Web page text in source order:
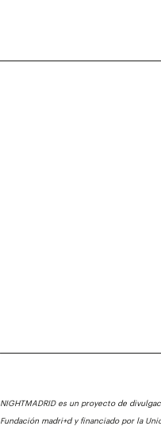
NIGHTMADRID es un proyecto de
Fundación madri+d y financiado por la